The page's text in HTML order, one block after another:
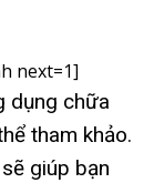
next=1]
dụng chữa
tham khảo.
giúp bạn